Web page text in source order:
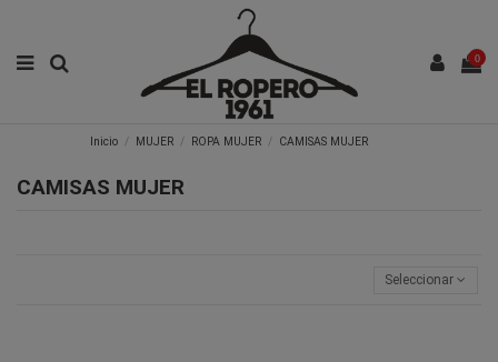
0
Inicio MUJER ROPA MUJER CAMISAS MUJER
CAMISAS MUJER
Seleccionar